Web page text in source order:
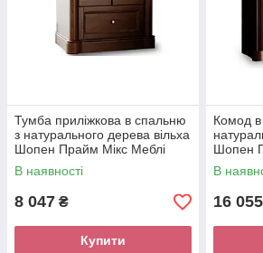
Тумба приліжкова в спальню
з натурального дерева вільха
Шопен Прайм Мікс Меблі
В наявності
8 047 ₴
Купити
Комод
Шопен
В
16 055